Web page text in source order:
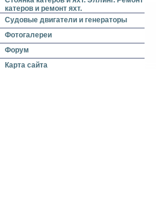
катеров и ремонт яхт.
Судовые двигатели и генераторы
Фотогалереи
Форум
Карта сайта